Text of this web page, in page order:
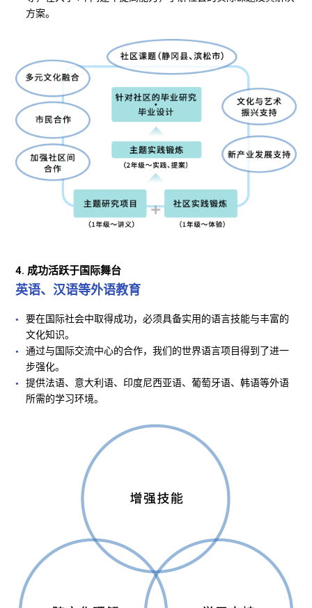
方案。
4. 成功活跃于国际舞台
英语、汉语等外语教育
要在国际社会中取得成功，必须具备实用的语言技能与丰富的
文化知识。
通过与国际交流中心的合作，我们的世界语言项目得到了进一
步强化。
提供法语、意大利语、印度尼西亚语、葡萄牙语、韩语等外语
所需的学习环境。